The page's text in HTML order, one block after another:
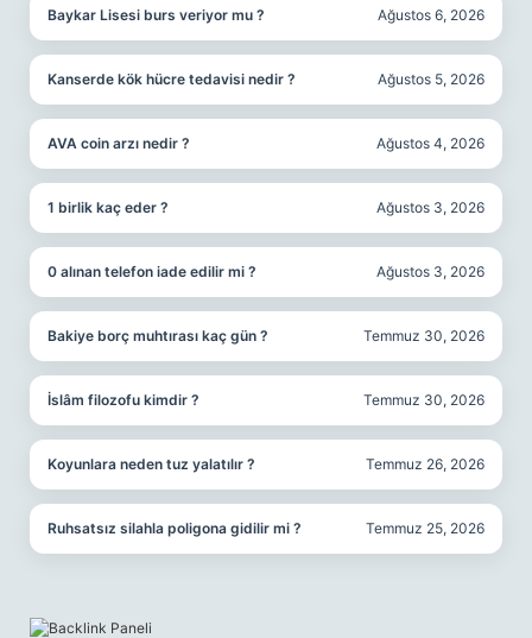
Baykar Lisesi burs veriyor mu ? Ağustos 6, 2026
Kanserde kök hücre tedavisi nedir ? Ağustos 5, 2026
AVA coin arzı nedir ? Ağustos 4, 2026
1 birlik kaç eder ? Ağustos 3, 2026
0 alınan telefon iade edilir mi ? Ağustos 3, 2026
Bakiye borç muhtırası kaç gün ? Temmuz 30, 2026
İslâm filozofu kimdir ? Temmuz 30, 2026
Koyunlara neden tuz yalatılır ? Temmuz 26, 2026
Ruhsatsız silahla poligona gidilir mi ? Temmuz 25, 2026